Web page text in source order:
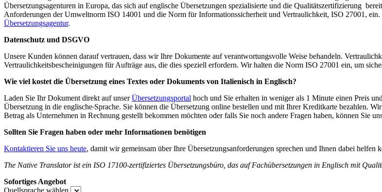
Übersetzungsagenturen in Europa, das sich auf englische Übersetzungen spezialisierte und die Qualitätszertifizierung
Anforderungen der Umweltnorm ISO 14001 und die Norm für Informationssicherheit und Vertraulichkeit, ISO 27001,
Übersetzungsagentur.
Datenschutz und DSGVO
Unsere Kunden können darauf vertrauen, dass wir Ihre Dokumente auf verantwortungsvolle Weise behandeln.
Vertraulichkeitsbescheinigungen für Aufträge aus, die dies speziell erfordern. Wir halten die Norm ISO 27001 ein, um
Wie viel kostet die Übersetzung eines Textes oder Dokuments von Italienisch in Englisch?
Laden Sie Ihr Dokument direkt auf unserÜbersetzungsportal hoch und Sie erhalten in weniger als 1 Minute einen Preis
Übersetzung in die englische Sprache. Sie können die Übersetzung online bestellen und mit Ihrer Kreditkarte bezahlen.
Betrag als Unternehmen in Rechnung gestellt bekommen möchten oder falls Sie noch andere Fragen haben, können Sie
Sollten Sie Fragen haben oder mehr Informationen benötigen
Kontaktieren Sie uns heute, damit wir gemeinsam über Ihre Übersetzungsanforderungen sprechen und Ihnen dabei
The Native Translator ist ein ISO 17100-zertifiziertes Übersetzungsbüro, das auf Fachübersetzungen in Englisch mit
Sofortiges Angebot